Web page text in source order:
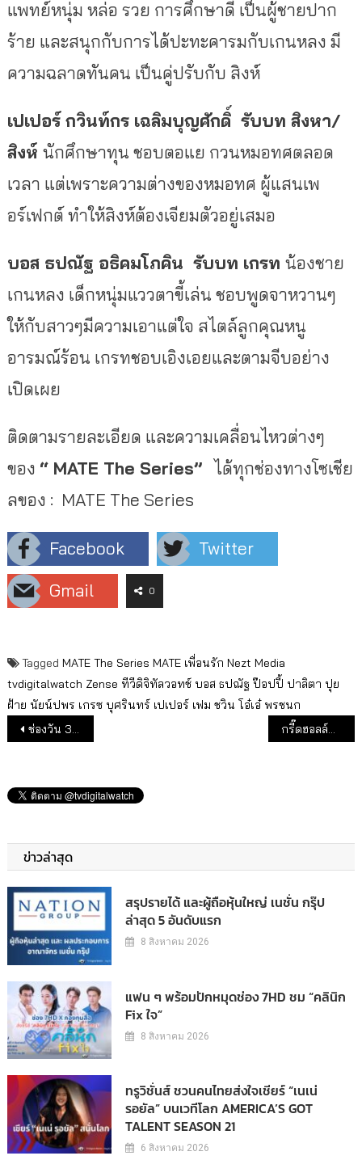
แพทย์หนุ่ม หล่อ รวย การศึกษาดี เป็นผู้ชายปาก
ร้าย และสนุกกับการได้ปะทะคารมกับเกนหลง มี
ความฉลาดทันคน เป็นคู่ปรับกับ สิงห์
เปเปอร์ กวินท์กร เฉลิมบุญศักดิ์ รับบท สิงหา/
สิงห์ นักศึกษาทุน ชอบตอแย กวนหมอทศตลอด
เวลา แต่เพราะความต่างของหมอทศ ผู้แสนเพ
อร์เฟกต์ ทําให้สิงห์ต้องเจียมตัวอยู่เสมอ
บอส ธปณัฐ อธิคมโภคิน รับบท เกรท น้องชาย
เกนหลง เด็กหนุ่มแววตาขี้เล่น ชอบพูดจาหวานๆ
ให้กับสาวๆมีความเอาแต่ใจ สไตล์ลูกคุณหนู
อารมณ์ร้อน เกรทชอบเอิงเอยและตามจีบอย่าง
เปิดเผย
ติดตามรายละเอียด และความเคลื่อนไหวต่างๆ
ของ “ MATE The Series”ได้ทุกช่องทางโซเชีย
ลของ : MATE The Series
Facebook
Twitter
Gmail
0
Tagged MATE The Series MATE เพื่อนรัก Nezt Media
tvdigitalwatch Zense ทีวีดิจิทัลวอทช์ บอส ธปณัฐ ป๊อปปี้ ปาลิตา ปุย
ฝ้าย นัยน์ปพร เกรซ บุศรินทร์ เปเปอร์ เฟม ชวิน โอ๋เอ๋ พรชนก
แนะแนวเรื่อง
ช่องวัน 31 เปิดตัวท็อปสตาร์ “เกมรักปาฎิหาริย์” กรี๊ดฮอลล์แตก! “หลิงหลิง-ออม” จัดเต็มความฟินแฟนมีต ครั้งที่ 2
ข่าวล่าสุด
สรุปรายได้ และผู้ถือหุ้นใหญ่ เนชั่น กรุ๊ป
ล่าสุด 5 อันดับแรก
8 สิงหาคม 2026
แฟน ๆ พร้อมปักหมุดช่อง 7HD ชม “คลินิก
Fix ใจ”
8 สิงหาคม 2026
ทรูวิชั่นส์ ชวนคนไทยส่งใจเชียร์ “เนเน่
รอยัล” บนเวทีโลก AMERICA’S GOT
TALENT SEASON 21
6 สิงหาคม 2026